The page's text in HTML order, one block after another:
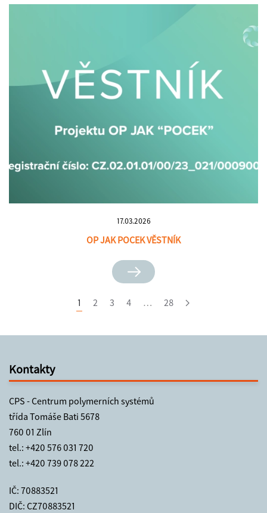
17.03.2026
OP JAK POCEK VĚSTNÍK
1 2 3 4 … 28
Kontakty
CPS - Centrum polymerních systémů
třída Tomáše Bati 5678
760 01 Zlín
tel.: +420 576 031 720
tel.: +420 739 078 222
IČ: 70883521
DIČ: CZ70883521